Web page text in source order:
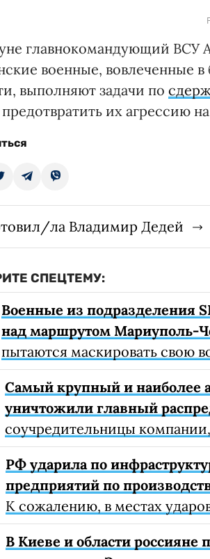
главнокомандующий ВСУ
военные, вовлеченные
выполняют задачи по
их агрессию
ла Владимир Дедей
СПЕЦТЕМУ:
Военные из подразделения
над маршрутом Мариуполь-
пытаются маскировать свою
Самый крупный и наиболее
уничтожили главный
соучредительницы
РФ ударила по
предприятий по
К сожалению, в местах
В Киеве и области россияне